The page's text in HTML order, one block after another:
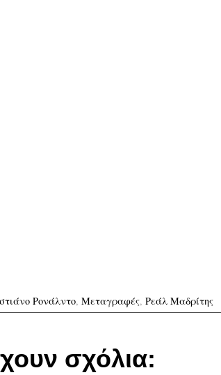
Ρονάλντο, Μεταγραφές, Ρεάλ Μαδρίτης
σχόλια: